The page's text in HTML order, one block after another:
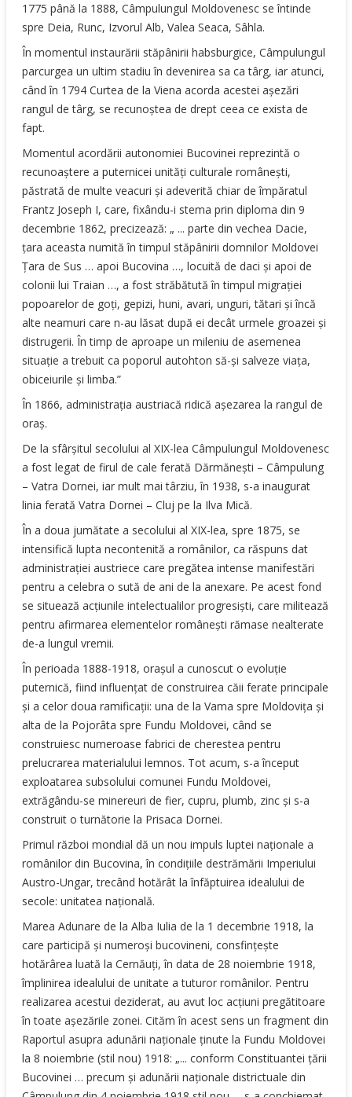
1775 până la 1888, Câmpulungul Moldovenesc se întinde
spre Deia, Runc, Izvorul Alb, Valea Seaca, Sâhla.
În momentul instaurării stăpânirii habsburgice, Câmpulungul
parcurgea un ultim stadiu în devenirea sa ca târg, iar atunci,
când în 1794 Curtea de la Viena acorda acestei aşezări
rangul de târg, se recunoştea de drept ceea ce exista de
fapt.
Momentul acordării autonomiei Bucovinei reprezintă o
recunoaştere a puternicei unităţi culturale româneşti,
păstrată de multe veacuri şi adeverită chiar de împăratul
Frantz Joseph I, care, fixându-i stema prin diploma din 9
decembrie 1862, precizează: „ ... parte din vechea Dacie,
ţara aceasta numită în timpul stăpânirii domnilor Moldovei
Ţara de Sus … apoi Bucovina …, locuită de daci şi apoi de
colonii lui Traian …, a fost străbătută în timpul migraţiei
popoarelor de goţi, gepizi, huni, avari, unguri, tătari şi încă
alte neamuri care n-au lăsat după ei decât urmele groazei şi
distrugerii. În timp de aproape un mileniu de asemenea
situaţie a trebuit ca poporul autohton să-şi salveze viaţa,
obiceiurile şi limba.”
În 1866, administraţia austriacă ridică aşezarea la rangul de
oraş.
De la sfârşitul secolului al XIX-lea Câmpulungul Moldovenesc
a fost legat de firul de cale ferată Dărmăneşti – Câmpulung
– Vatra Dornei, iar mult mai târziu, în 1938, s-a inaugurat
linia ferată Vatra Dornei – Cluj pe la Ilva Mică.
În a doua jumătate a secolului al XIX-lea, spre 1875, se
intensifică lupta necontenită a românilor, ca răspuns dat
administraţiei austriece care pregătea intense manifestări
pentru a celebra o sută de ani de la anexare. Pe acest fond
se situează acţiunile intelectualilor progresişti, care militează
pentru afirmarea elementelor româneşti rămase nealterate
de-a lungul vremii.
În perioada 1888-1918, oraşul a cunoscut o evoluţie
puternică, fiind influenţat de construirea căii ferate principale
şi a celor doua ramificaţii: una de la Vama spre Moldoviţa şi
alta de la Pojorâta spre Fundu Moldovei, când se
construiesc numeroase fabrici de cherestea pentru
prelucrarea materialului lemnos. Tot acum, s-a început
exploatarea subsolului comunei Fundu Moldovei,
extrăgându-se minereuri de fier, cupru, plumb, zinc şi s-a
construit o turnătorie la Prisaca Dornei.
Primul război mondial dă un nou impuls luptei naţionale a
românilor din Bucovina, în condiţiile destrămării Imperiului
Austro-Ungar, trecând hotărât la înfăptuirea idealului de
secole: unitatea naţională.
Marea Adunare de la Alba Iulia de la 1 decembrie 1918, la
care participă şi numeroşi bucovineni, consfinţeşte
hotărârea luată la Cernăuţi, în data de 28 noiembrie 1918,
împlinirea idealului de unitate a tuturor românilor. Pentru
realizarea acestui deziderat, au avut loc acţiuni pregătitoare
în toate aşezările zonei. Cităm în acest sens un fragment din
Raportul asupra adunării naţionale ţinute la Fundu Moldovei
la 8 noiembrie (stil nou) 1918: „... conform Constituantei ţării
Bucovinei … precum şi adunării naţionale districtuale din